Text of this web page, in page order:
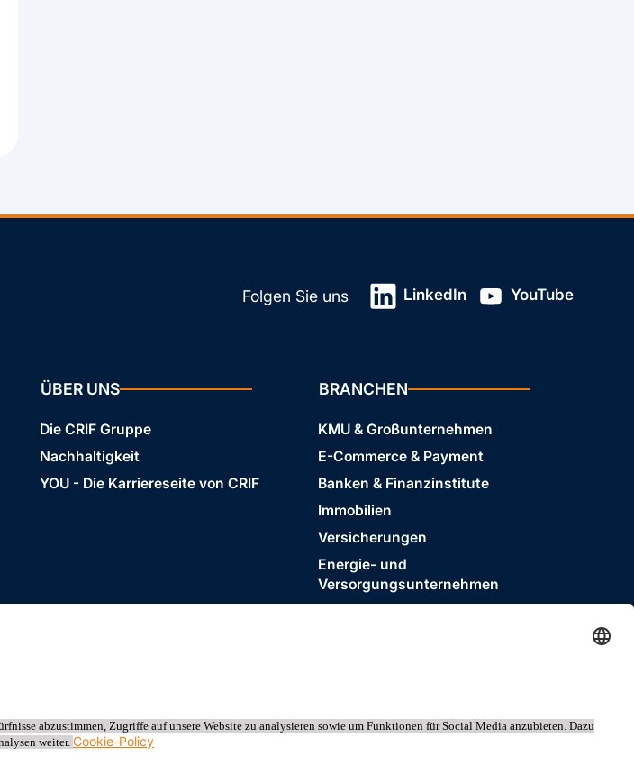
Folgen Sie uns LinkedIn YouTube
ÜBER UNS
Die CRIF Gruppe
Nachhaltigkeit
YOU - Die Karriereseite von CRIF
BRANCHEN
KMU & Großunternehmen
E-Commerce & Payment
Banken & Finanzinstitute
Immobilien
Versicherungen
Energie- und
Versorgungsunternehmen